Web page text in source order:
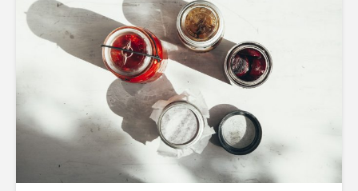
L’évolution
alimentaire :
du traditionnel à